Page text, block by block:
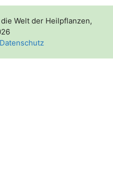
Welt der Heilpflanzen,
Datenschutz